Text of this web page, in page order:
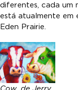
diferentes, cada um
está atualmente em
Eden Prairie.